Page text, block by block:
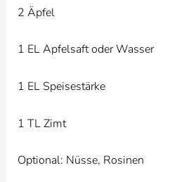
2 Äpfel
1 EL Apfelsaft oder Wasser
1 EL Speisestärke
1 TL Zimt
Optional: Nüsse, Rosinen